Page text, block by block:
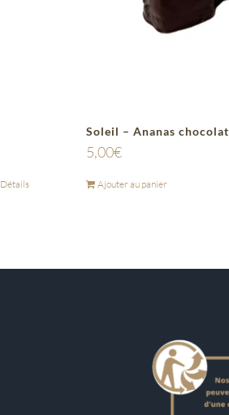
Détails
Soleil – Ananas chocolat
5,00€
Ajouter au panier